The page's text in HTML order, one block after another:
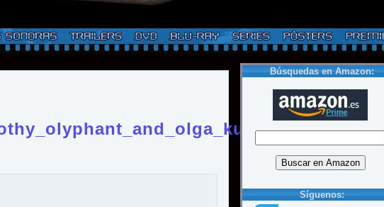
Búsquedas en Amazon:
Síguenos: